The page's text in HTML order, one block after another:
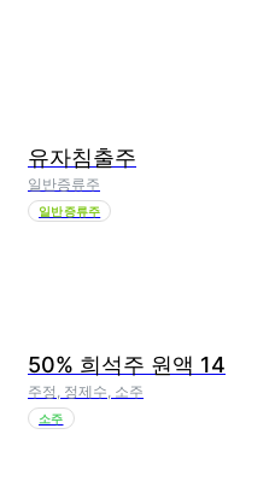
유자침출주
일반증류주
일반증류주
50% 희석주 원액 14
주정, 정제수, 소주
소주